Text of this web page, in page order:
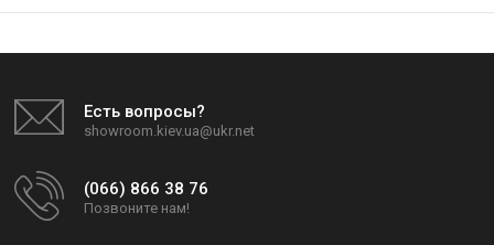
Есть вопросы?
showroom.kiev.ua@ukr.net
(066) 866 38 76
Позвоните нам!